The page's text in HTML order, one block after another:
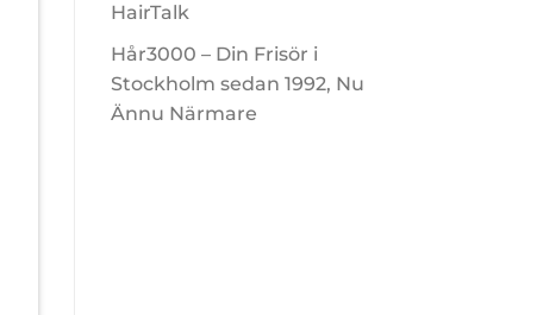
HairTalk
Hår3000 – Din Frisör i
Stockholm sedan 1992, Nu
Ännu Närmare